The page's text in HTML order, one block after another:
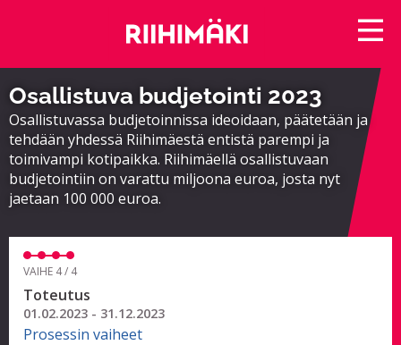
Osallistuva budjetointi 2023
Osallistuvassa budjetoinnissa ideoidaan, päätetään ja
tehdään yhdessä Riihimäestä entistä parempi ja
toimivampi kotipaikka. Riihimäellä osallistuvaan
budjetointiin on varattu miljoona euroa, josta nyt
jaetaan 100 000 euroa.
VAIHE 4 / 4
Toteutus
01.02.2023 - 31.12.2023
Prosessin vaiheet